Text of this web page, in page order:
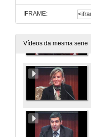
IFRAME:
Vídeos da mesma serie